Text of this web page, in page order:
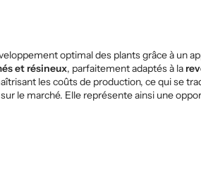
optimal des plants grâce à un
et résineux, parfaitement adaptés à la
les coûts de production, ce qui se
le marché. Elle représente ainsi une